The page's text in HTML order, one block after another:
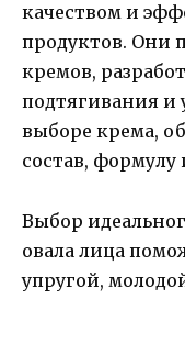
качеством и
продуктов. Они
кремов,
подтягивания и
выборе крема,
состав,
Выбор
овала лица
упругой,